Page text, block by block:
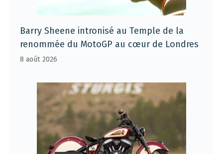
Barry Sheene intronisé au Temple de la
renommée du MotoGP au cœur de Londres
8 août 2026